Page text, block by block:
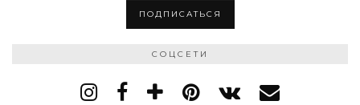
СОЦСЕТИ